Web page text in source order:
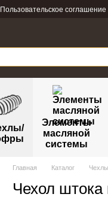
Пользовательское соглашение
Элементы
масляной
системы
Главная Каталог
Чехол